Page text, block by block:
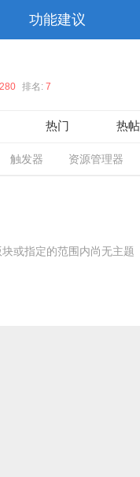
功能建议
280 排名: 7
热门 热帖
触发器 资源管理器
或指定的范围内尚无主题